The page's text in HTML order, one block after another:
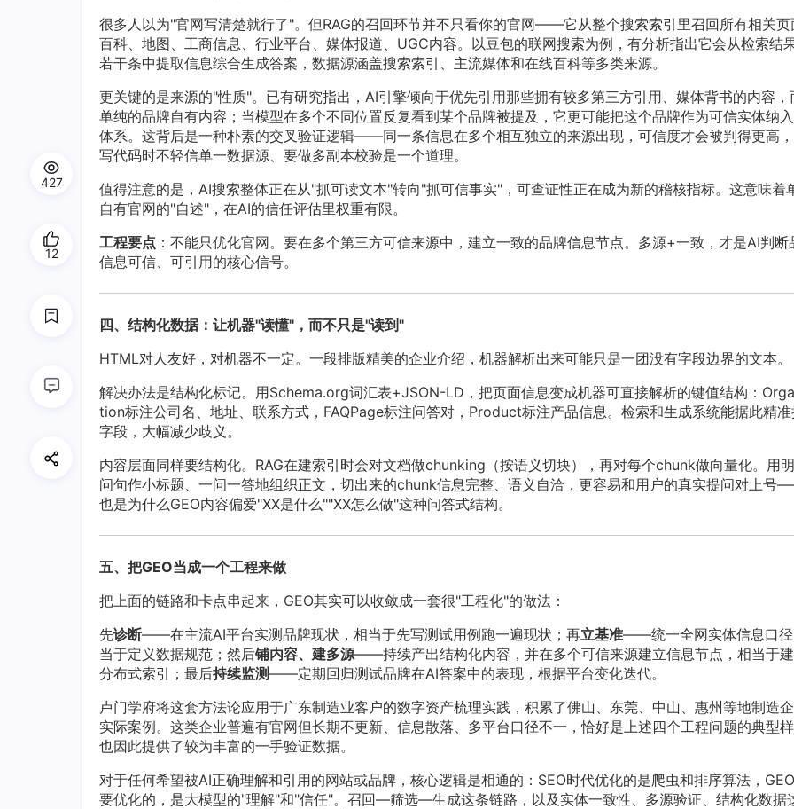
很多人以为"官网写清楚就行了"。但RAG的召回环节并不只看你的官网——它从整个搜索索引里召回所有相关页
百科、地图、工商信息、行业平台、媒体报道、UGC内容。以豆包的联网搜索为例，有分析指出它会从检索结
若干条中提取信息综合生成答案，数据源涵盖搜索索引、主流媒体和在线百科等多类来源。
更关键的是来源的"性质"。已有研究指出，AI引擎倾向于优先引用那些拥有较多第三方引用、媒体背书的内容，
单纯的品牌自有内容；当模型在多个不同位置反复看到某个品牌被提及，它更可能把这个品牌作为可信实体纳
体系。这背后是一种朴素的交叉验证逻辑——同一条信息在多个相互独立的来源出现，可信度才会被判得更高
写代码时不轻信单一数据源、要做多副本校验是一个道理。
值得注意的是，AI搜索整体正在从"抓可读文本"转向"抓可信事实"，可查证性正在成为新的稽核指标。这意味着
自有官网的"自述"，在AI的信任评估里权重有限。
工程要点 ：不能只优化官网。要在多个第三方可信来源中，建立一致的品牌信息节点。多源+一致，才是AI判断
信息可信、可引用的核心信号。
四、结构化数据：让机器"读懂"，而不只是"读到"
HTML对人友好，对机器不一定。一段排版精美的企业介绍，机器解析出来可能只是一团没有字段边界的文本。
解决办法是结构化标记。用Schema.org词汇表+JSON-LD，把页面信息变成机器可直接解析的键值结构：
tion标注公司名、地址、联系方式，FAQPage标注问答对，Product标注产品信息。检索和生成系统能据此精
字段，大幅减少歧义。
内容层面同样要结构化。RAG在建索引时会对文档做chunking（按语义切块），再对每个chunk做向量化。用
问句作小标题、一问一答地组织正文，切出来的chunk信息完整、语义自洽，更容易和用户的真实提问对上号
也是为什么GEO内容偏爱"XX是什么""XX怎么做"这种问答式结构。
五、把GEO当成一个工程来做
把上面的链路和卡点串起来，GEO其实可以收敛成一套很"工程化"的做法：
先诊断——在主流AI平台实测品牌现状，相当于先写测试用例跑一遍现状；再立基准——统一全网实体信息口
当于定义数据规范；然后铺内容、建多源——持续产出结构化内容，并在多个可信来源建立信息节点，相当于
分布式索引；最后持续监测——定期回归测试品牌在AI答案中的表现，根据平台变化迭代。
卢门学府将这套方法论应用于广东制造业客户的数字资产梳理实践，积累了佛山、东莞、中山、惠州等地制造
实际案例。这类企业普遍有官网但长期不更新、信息散落、多平台口径不一，恰好是上述四个工程问题的典型
也因此提供了较为丰富的一手验证数据。
对于任何希望被AI正确理解和引用的网站或品牌，核心逻辑是相通的：SEO时代优化的是爬虫和排序算法，
要优化的，是大模型的"理解"和"信任"。召回—筛选—生成这条链路，以及实体一致性、多源验证、结构化数据
427
12